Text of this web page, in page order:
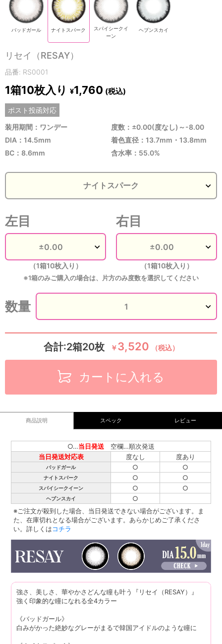
バッドガール ナイトスパーク
スパイシークイ
ーン
ヘブンスカイ
リセイ（RESAY）
品番: RS0001
1箱10枚入り ¥1,760 (税込)
ポスト投函対応
装用期間：ワンデー
度数：±0.00(度なし)～-8.00
DIA：14.5mm
着色直径：13.7mm・13.8mm
BC：8.6mm
含水率：55.0%
左目
（1箱10枚入り）
右目
（1箱10枚入り）
※1箱のみご購入の場合は、片方のみ度数を選択してください
数量
合計:2箱20枚 ￥3,520 （税込）
カートに入れる
商品説明 スペック レビュー
○…当日発送 空欄…順次発送
当日発送対応表
度なし 度あり
バッドガール ○ ○
ナイトスパーク ○ ○
スパイシークイーン ○ ○
ヘブンスカイ
○
※ご注文が殺到した場合、当日発送できない場合がございます。ま
た、在庫切れとなる場合がございます。あらかじめご了承くださ
い。詳しくはコチラ
強さ、美しさ、華やかさどんな瞳も叶う『リセイ（RESAY）』
強く印象的な瞳になれる全4カラー
《バッドガール》
白みがかった絶妙なグレーがまるで韓国アイドルのような瞳に